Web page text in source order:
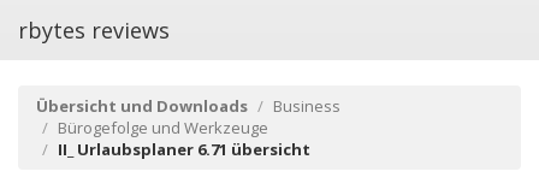
rbytes reviews
Übersicht und Downloads
Business
Bürogefolge und Werkzeuge
II_ Urlaubsplaner 6.71 übersicht